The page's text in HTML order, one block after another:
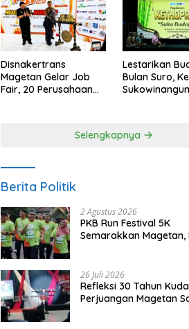
Disnakertrans
Magetan Gelar Job
Fair, 20 Perusahaan
Lestarikan
Bulan Suro,
Selengkapnya
Berita Politik
2 Agustus 2026
PKB Run Festival 5K
Semarakkan Magetan,
26 Juli 2026
Refleksi 30 Tahun
Perjuangan Magetan